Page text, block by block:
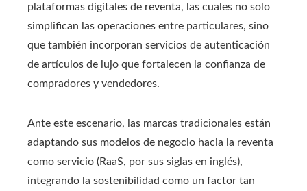
plataformas digitales de reventa, las cuales no solo
simplifican las operaciones entre particulares, sino
que también incorporan servicios de autenticación
de artículos de lujo que fortalecen la confianza de
compradores y vendedores.
Ante este escenario, las marcas tradicionales están
adaptando sus modelos de negocio hacia la reventa
como servicio (RaaS, por sus siglas en inglés),
integrando la sostenibilidad como un factor tan